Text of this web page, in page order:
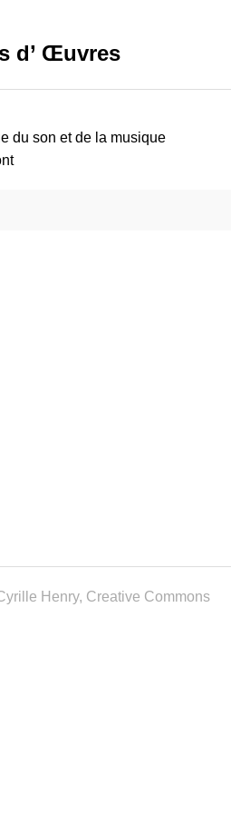
d’ Œuvres
du son et de la musique
Henry, Creative Commons